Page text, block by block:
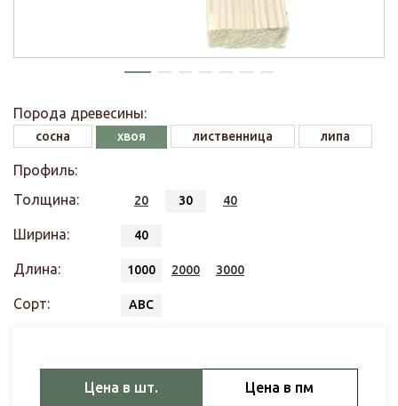
Порода древесины:
сосна хвоя лиственница липа
Профиль:
Толщина:
20 30 40
Ширина: 40
Длина: 1000 2000 3000
Сорт: АВС
Цена в шт. Цена в пм